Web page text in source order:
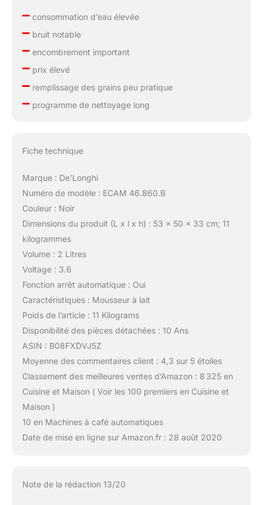
–consommation d’eau élevée
–bruit notable
–encombrement important
–prix élevé
–remplissage des grains peu pratique
–programme de nettoyage long
Fiche technique
Marque : De’Longhi
Numéro de modèle : ECAM 46.860.B
Couleur : Noir
Dimensions du produit (L x l x h) : 53 x 50 x 33 cm; 11
kilogrammes
Volume : 2 Litres
Voltage : 3.6
Fonction arrêt automatique : Oui
Caractéristiques : Mousseur à lait
Poids de l’article : 11 Kilograms
Disponibilité des pièces détachées : 10 Ans
ASIN : B08FXDVJ5Z
Moyenne des commentaires client : 4,3 sur 5 étoiles
Classement des meilleures ventes d’Amazon : 8 325 en
Cuisine et Maison ( Voir les 100 premiers en Cuisine et
Maison )
10 en Machines à café automatiques
Date de mise en ligne sur Amazon.fr : 28 août 2020
Note de la rédaction 13/20